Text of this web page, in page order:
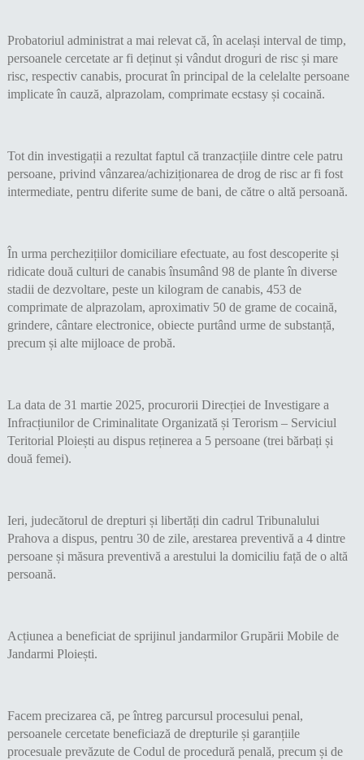
Probatoriul administrat a mai relevat că, în același interval de timp,
persoanele cercetate ar fi deținut și vândut droguri de risc și mare
risc, respectiv canabis, procurat în principal de la celelalte persoane
implicate în cauză, alprazolam, comprimate ecstasy și cocaină.
Tot din investigații a rezultat faptul că tranzacțiile dintre cele patru
persoane, privind vânzarea/achiziționarea de drog de risc ar fi fost
intermediate, pentru diferite sume de bani, de către o altă persoană.
În urma perchezițiilor domiciliare efectuate, au fost descoperite și
ridicate două culturi de canabis însumând 98 de plante în diverse
stadii de dezvoltare, peste un kilogram de canabis, 453 de
comprimate de alprazolam, aproximativ 50 de grame de cocaină,
grindere, cântare electronice, obiecte purtând urme de substanță,
precum și alte mijloace de probă.
La data de 31 martie 2025, procurorii Direcției de Investigare a
Infracțiunilor de Criminalitate Organizată și Terorism – Serviciul
Teritorial Ploiești au dispus reținerea a 5 persoane (trei bărbați și
două femei).
Ieri, judecătorul de drepturi și libertăți din cadrul Tribunalului
Prahova a dispus, pentru 30 de zile, arestarea preventivă a 4 dintre
persoane și măsura preventivă a arestului la domiciliu față de o altă
persoană.
Acțiunea a beneficiat de sprijinul jandarmilor Grupării Mobile de
Jandarmi Ploiești.
Facem precizarea că, pe întreg parcursul procesului penal,
persoanele cercetate beneficiază de drepturile și garanțiile
procesuale prevăzute de Codul de procedură penală, precum și de